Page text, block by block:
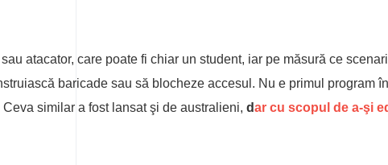
atacator, care poate fi chiar un student, iar pe măsură ce
baricade sau să blocheze accesul. Nu e primul program
similar a fost lansat şi de australieni, dar cu scopul de a-şi